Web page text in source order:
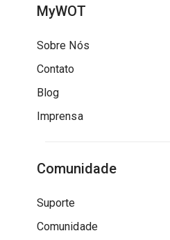
MyWOT
Sobre Nós
Contato
Blog
Imprensa
Comunidade
Suporte
Comunidade